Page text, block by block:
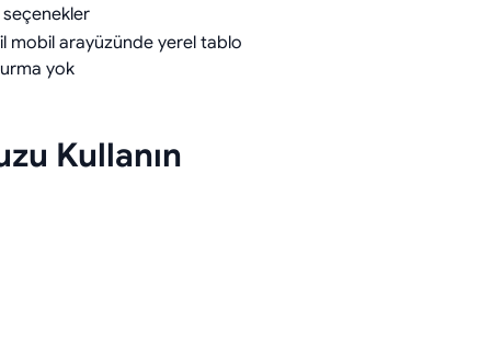
seçenekler
mobil arayüzünde yerel tablo
yok
Kullanın